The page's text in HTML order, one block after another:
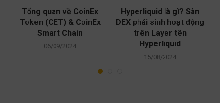
Tổng quan về CoinEx
Token (CET) & CoinEx
Smart Chain
06/09/2024
Hyperliquid là gì? Sàn
DEX phái sinh hoạt động
trên Layer tên
Hyperliquid
15/08/2024